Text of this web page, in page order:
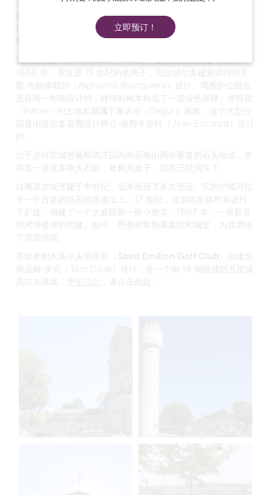
圣皮埃尔教堂始建于 12 世纪，是一座坚固的教堂。它有一个镶
板中殿、一个圆顶垂饰、一个拱顶圆顶和一个方形钟楼。这是一
座罗马式建筑，灵感来源于当地精神。教堂在 16 世纪的宗教战
皮特雷城堡（Château of Pitray）被列为历史古迹，建于
1868 年，原址是 15 世纪的老房子。它由波尔多建筑师阿尔方
斯-布朗基耶尔（Alphonse Blanquière）设计。周围的公园也
是在同一时期设计的，雄伟的树木构成了一道绿色屏障。皮特雷
（Pitray）的土地长期属于塞古尔（Segur）家族。这个大型公
园是由波尔多苗圃设计师让-埃斯卡皮特（Jean Escarpit）设计
的。
位于皮特雷城堡葡萄酒庄园内的 石墩
由两块垂直的石头组成，支
撑着一块或多块大石板，被称为桌子，现在已经消失了。
拉佩里尔城堡 建于中世纪，后来经历了多次变迁。它的护城河位
于一个古老的巨石地窖遗址上。17 世纪，拉加德家族对其进行
了扩建，增建了一个大庭院和一座小教堂。1867 年，一座新哥
特式塔楼倾斜而建。如今，芭蕉树装饰着庭院和城堡，为其增添
了异国情调。
圣埃米利永高尔夫俱乐部（Saint Emilion Golf Club ）由建筑
师汤姆-多克（Tom Doak）设计，是一个由 18 洞组成的五星级
高尔夫球场。
，请点击此处。
立即预订！